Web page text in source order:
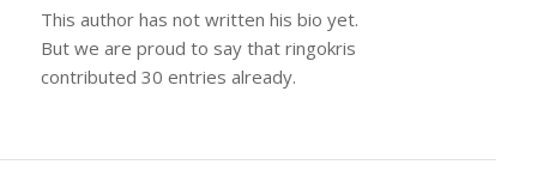
This author has not written his bio yet.
But we are proud to say that ringokris
contributed 30 entries already.